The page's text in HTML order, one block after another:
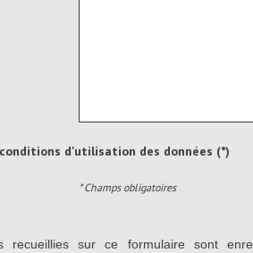
d'utilisation des données (*)
* Champs obligatoires
recueillies sur ce formulaire sont